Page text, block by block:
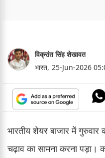
विक्रांत सिंह शेखावत
भारत, 25-Jun-2026
भारतीय शेयर बाजार में
चढ़ाव का सामना करना पड़ा।